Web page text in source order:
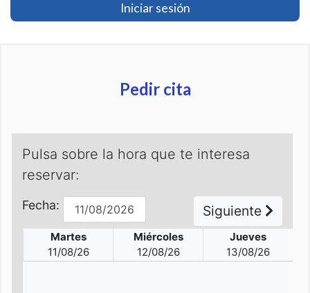
Iniciar sesión
Pedir cita